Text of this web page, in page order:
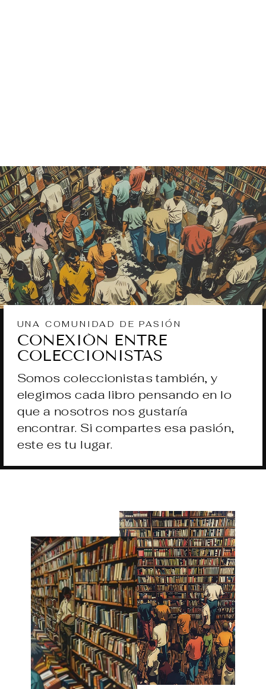
UNA COMUNIDAD DE PASIÓN
CONEXIÓN ENTRE
COLECCIONISTAS
Somos coleccionistas también, y
elegimos cada libro pensando en lo
que a nosotros nos gustaría
encontrar. Si compartes esa pasión,
este es tu lugar.